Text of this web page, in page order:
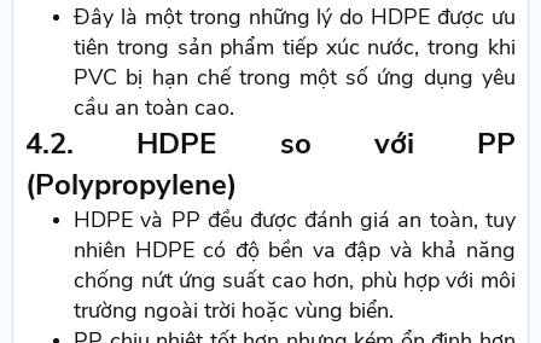
Đây là một trong những lý do HDPE được ưu
tiên trong sản phẩm tiếp xúc nước, trong khi
PVC bị hạn chế trong một số ứng dụng yêu
cầu an toàn cao.
4.2. HDPE so với PP
(Polypropylene)
HDPE và PP đều được đánh giá an toàn, tuy
nhiên HDPE có độ bền va đập và khả năng
chống nứt ứng suất cao hơn, phù hợp với môi
trường ngoài trời hoặc vùng biển.